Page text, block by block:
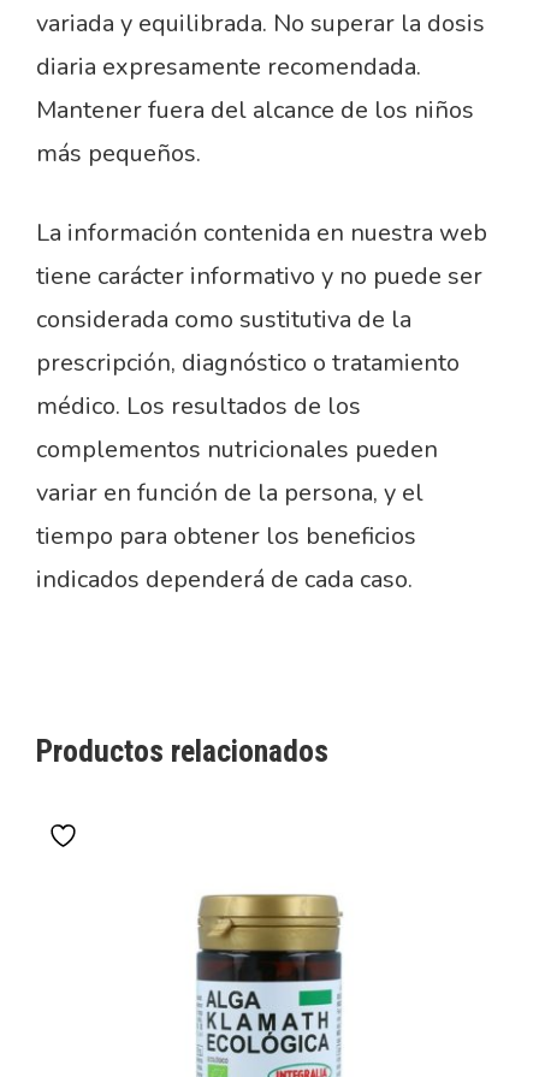
variada y equilibrada. No superar la dosis
diaria expresamente recomendada.
Mantener fuera del alcance de los niños
más pequeños.
La información contenida en nuestra web
tiene carácter informativo y no puede ser
considerada como sustitutiva de la
prescripción, diagnóstico o tratamiento
médico. Los resultados de los
complementos nutricionales pueden
variar en función de la persona, y el
tiempo para obtener los beneficios
indicados dependerá de cada caso.
Productos relacionados